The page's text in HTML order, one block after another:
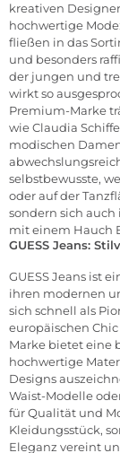
kreativen
hochwertige Mode
fließen in das
und besonders
der jungen und
wirkt so
Premium-Marke
wie Claudia
modischen
selbstbewusste,
oder auf der
sondern sich
mit einem Hauch
GUESS Jeans:
GUESS Jeans ist
ihren modernen
sich schnell als
europäischen
Marke bietet eine
hochwertige
Designs
Waist-Modelle
für Qualität und
Kleidungsstück,
Eleganz vereint